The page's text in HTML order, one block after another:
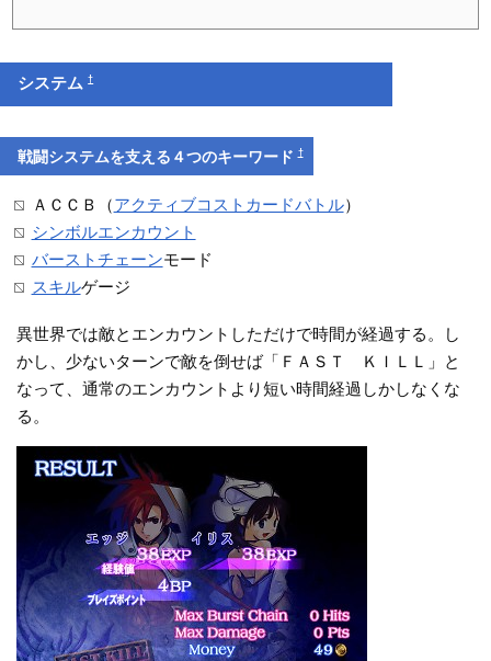
システム†
戦闘システムを支える４つのキーワード†
ＡＣＣＢ（アクティブコストカードバトル）
シンボルエンカウント
バーストチェーンモード
スキルゲージ
異世界では敵とエンカウントしただけで時間が経過する。し
かし、少ないターンで敵を倒せば「ＦＡＳＴ ＫＩＬＬ」と
なって、通常のエンカウントより短い時間経過しかしなくな
る。